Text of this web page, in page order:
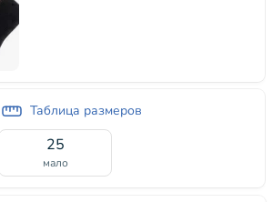
Таблица размеров
25
мало